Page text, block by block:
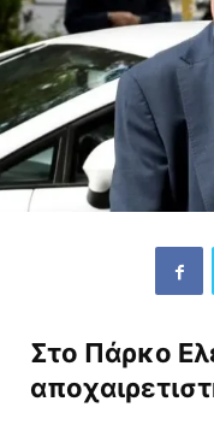
Στο Πάρκο